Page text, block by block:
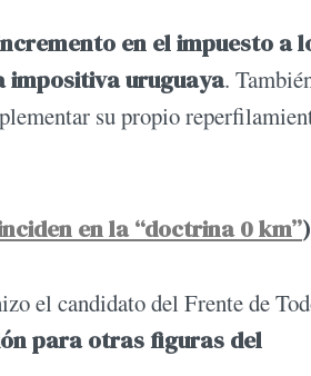
en el impuesto a
impositiva uruguaya.
su propio
en la “doctrina 0 km”)
el candidato del Frente de
para otras figuras del